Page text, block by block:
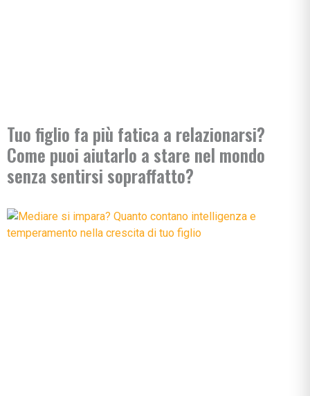
Tuo figlio fa più fatica a relazionarsi?
Come puoi aiutarlo a stare nel mondo
senza sentirsi sopraffatto?